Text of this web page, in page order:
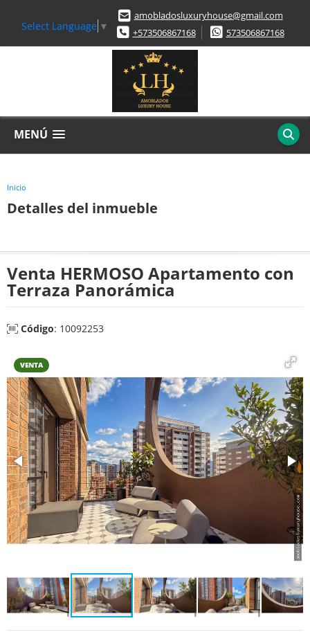
Select Language ▼
amobladosluxuryhouse@gmail.com
+573506867168
573506867168
MENÚ
Inicio
Detalles del inmueble
Venta HERMOSO Apartamento con
Terraza Panorámica
Código: 10092253
VENTA